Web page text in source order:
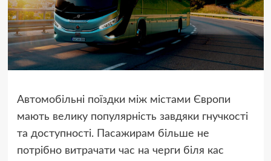
Автомобільні поїздки між містами Європи
мають велику популярність завдяки гнучкості
та доступності. Пасажирам більше не
потрібно витрачати час на черги біля кас